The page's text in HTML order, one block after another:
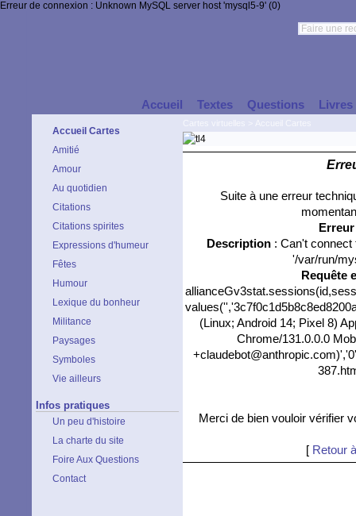
Erreur de connexion : Unknown MySQL server host 'mysql5-9' (0)
Accueil Textes Questions Livres
Accueil Cartes
Amitié
Amour
Au quotidien
Citations
Citations spirites
Expressions d'humeur
Fêtes
Humour
Lexique du bonheur
Militance
Paysages
Symboles
Vie ailleurs
Infos pratiques
Un peu d'histoire
La charte du site
Foire Aux Questions
Contact
Suite à une erreur
Description: Can't connect
'/var/run/
Requête
(Linux; Android 14; Pixel 8)
Chrome/131.0.0.0
Merci de bien vouloir vérifier
[ Retour